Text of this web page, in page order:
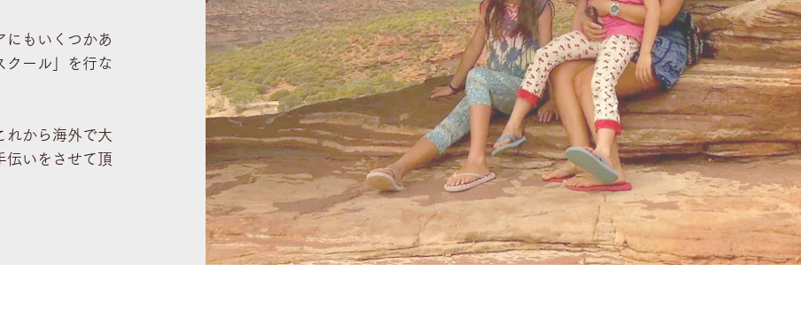
にもいくつかあ
クール」を行な
れから海外で大
伝いをさせて頂